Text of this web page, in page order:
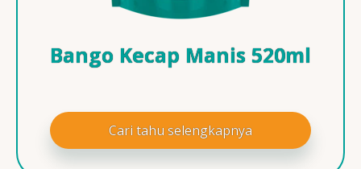
Bango Kecap Manis 520ml
Cari tahu selengkapnya